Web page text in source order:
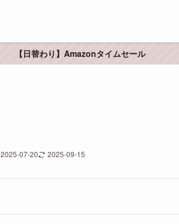
【日替わり】Amazonタイムセール
2025-07-20 2025-09-15